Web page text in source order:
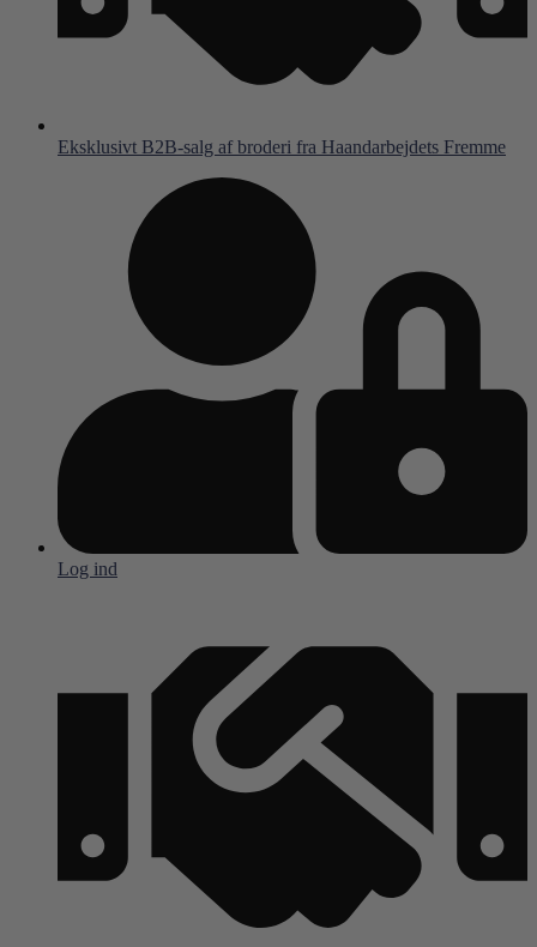
Eksklusivt B2B-salg af broderi fra Haandarbejdets Fremme
Log ind